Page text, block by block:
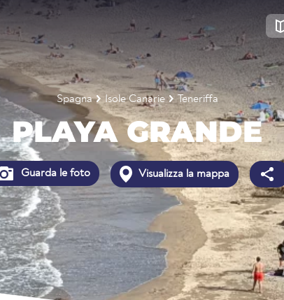
Spagna Isole Canarie Teneriffa
PLAYA GRANDE
Guarda le foto Visualizza la mappa